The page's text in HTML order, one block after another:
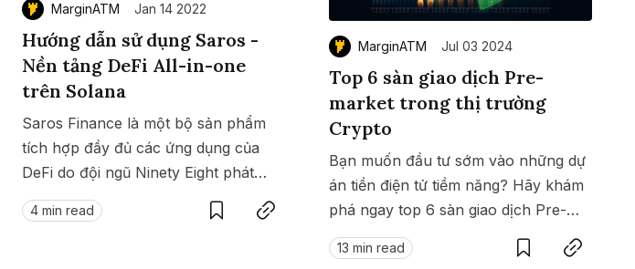
MarginATM Jan 14 2022
Hướng dẫn sử dụng Saros -
Nền tảng DeFi All-in-one
trên Solana
Saros Finance là một bộ sản phẩm
tích hợp đầy đủ các ứng dụng của
DeFi do đội ngũ Ninety Eight phát
triển, được xây dựng trên hệ sinh thái
Solana. Xem hướng dẫn sử dụng
4 min read
SaveCopy link
MarginATM Jul 03 2024
Top 6 sàn giao dịch Pre-
market trong thị trường
Crypto
Bạn muốn đầu tư sớm vào những dự
án tiền điện tử tiềm năng? Hãy khám
phá ngay top 6 sàn giao dịch Pre-
market Crypto hàng đầu, nơi bạn có
thể mua bán token trước khi chúng
13 min read
SaveCopy link